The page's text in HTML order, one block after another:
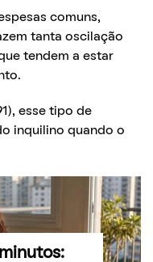
comuns,
tanta oscilação
tendem a estar
esse tipo de
inquilino quando o